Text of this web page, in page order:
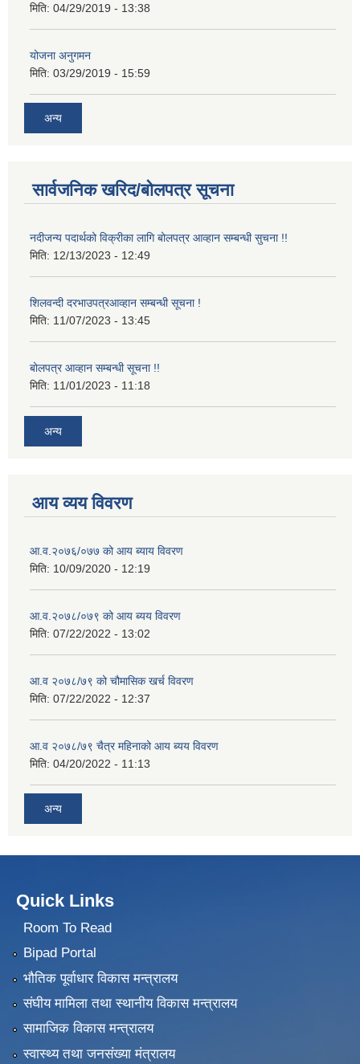
मिति: 04/29/2019 - 13:38
योजना अनुगमन
मिति: 03/29/2019 - 15:59
अन्य
सार्वजनिक खरिद/बोलपत्र सूचना
नदीजन्य पदार्थको विक्रीका लागि बोलपत्र आव्हान सम्बन्धी सुचना !!
मिति: 12/13/2023 - 12:49
शिलवन्दी दरभाउपत्रआव्हान सम्बन्धी सूचना !
मिति: 11/07/2023 - 13:45
बोलपत्र आव्हान सम्बन्धी सूचना !!
मिति: 11/01/2023 - 11:18
अन्य
आय व्यय विवरण
आ.व.२०७६/०७७ को आय ब्याय विवरण
मिति: 10/09/2020 - 12:19
आ.व.२०७८/०७९ को आय ब्यय विवरण
मिति: 07/22/2022 - 13:02
आ.व २०७८/७९ को चौमासिक खर्च विवरण
मिति: 07/22/2022 - 12:37
आ.व २०७८/७९ चैत्र महिनाको आय ब्यय विवरण
मिति: 04/20/2022 - 11:13
अन्य
Quick Links
Room To Read
Bipad Portal
भौतिक पूर्वाधार विकास मन्त्रालय
संघीय मामिला तथा स्थानीय विकास मन्त्रालय
सामाजिक विकास मन्त्रालय
स्वास्थ्य तथा जनसंख्या मंत्रालय